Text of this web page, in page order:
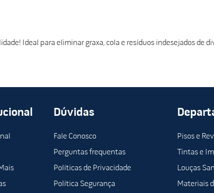
Ideal para eliminar graxa, cola e resíduos indesejados de
Dúvidas
Fale Conosco
Perguntas frequentas
Políticas de Privacidade
Política Segurança
Pisos e
Tintas e
Louças
Materiais